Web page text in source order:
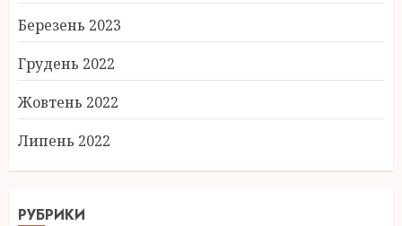
Березень 2023
Грудень 2022
Жовтень 2022
Липень 2022
РУБРИКИ